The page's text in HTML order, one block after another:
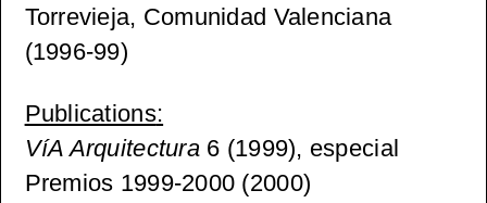
Torrevieja, Comunidad Valenciana
(1996-99)
Publications:
VíA Arquitectura 6 (1999), especial
Premios 1999-2000 (2000)